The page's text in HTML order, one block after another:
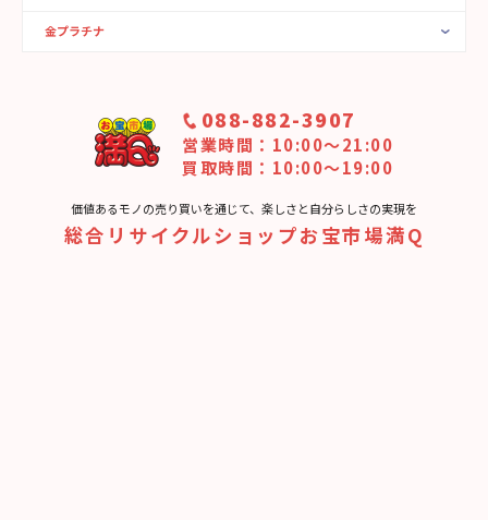
金プラチナ
088-882-3907
営業時間：10:00〜21:00
買取時間：10:00～19:00
価値あるモノの売り買いを通じて、楽しさと⾃分らしさの実現を
総合リサイクルショップお宝市場満Q